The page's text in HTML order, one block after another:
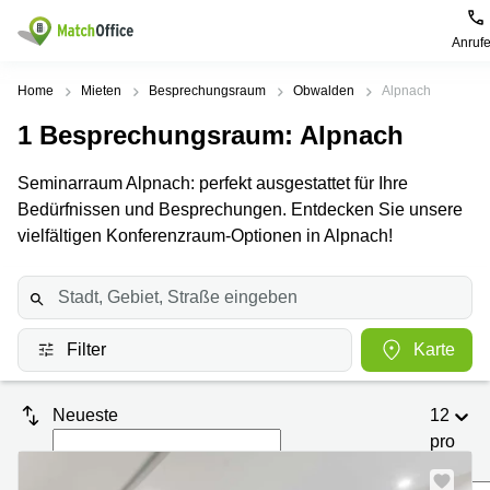
Mieten / Vermieten
Produktseiten
Büro
Business
Center
Virtuelle
Büros
Besprechungsräume
Beliebte
Coworking
Zürich
Zug
Coworking
Basel
Coworking
Lugano
Beliebte
Leutschenbachstrasse
95 Zürich
1 Zürich
Bahnhofstrasse
10 Zürich
Bahnhofstrasse
41 Zürich
Hilfe
Über uns
Preis
Anmelden
Sprache wählen
French
Home Mieten Besprechungsraum Obwalden Alpnach
1 Besprechungsraum: Alpnach
Seminarraum Alpnach: perfekt ausgestattet für Ihre
Bedürfnissen und Besprechungen. Entdecken Sie unsere
vielfältigen Konferenzraum-Optionen in Alpnach!
Filter Karte
Neueste
12
pro
Seite